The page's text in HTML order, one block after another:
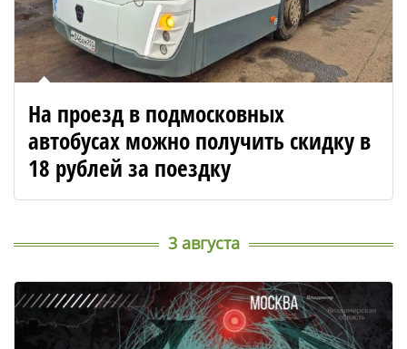
На проезд в подмосковных
автобусах можно получить скидку в
18 рублей за поездку
3 августа